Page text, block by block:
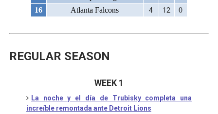
16
Atlanta Falcons 4 12 0
REGULAR SEASON
WEEK 1
La noche y el día de Trubisky completa una
increíble remontada ante Detroit Lions